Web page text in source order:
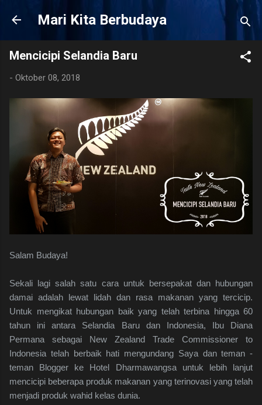
Langsung ke konten utama
Mari Kita Berbudaya
Mencicipi Selandia Baru
- Oktober 08, 2018
Salam Budaya!
Sekali lagi salah satu cara untuk bersepakat dan hubungan
damai adalah lewat lidah dan rasa makanan yang tercicip.
Untuk mengikat hubungan baik yang telah terbina hingga 60
tahun ini antara Selandia Baru dan Indonesia, Ibu Diana
Permana sebagai New Zealand Trade Commissioner to
Indonesia telah berbaik hati mengundang Saya dan teman -
teman Blogger ke Hotel Dharmawangsa untuk lebih lanjut
mencicipi beberapa produk makanan yang terinovasi yang telah
menjadi produk wahid kelas dunia.